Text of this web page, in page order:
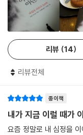
물론 다른 사람의 도움 같
자주성도 역시 의존 심리
의 양태로 마음의 지주를
이에 저자는 독립과 자유
한 마음의 지주를 찾을
자각 없이는 앞으로 한 걸
려고 태어났는데 불안과
타까운가.
리뷰 14
리뷰전체
종이책
내가 지금 이럴 때가
요즘 정말로 내 심정을